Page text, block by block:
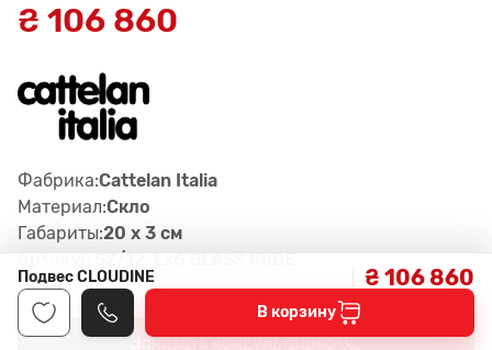
₴ 106 860
Фабрика:Cattelan Italia
Материал:Скло
Габариты:20 x 3 см
Артикул:
S2/12, Lx6 GLASS IRIDE
Заказать консультацию
Подвес CLOUDINE ₴ 106 860
В корзину